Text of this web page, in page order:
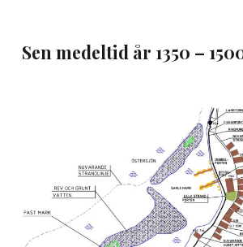
Sen medeltid år 1350 –